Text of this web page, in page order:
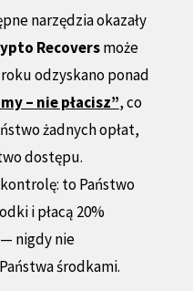
narzędzia okazały
Recoversmoże
odzyskano ponad
– nie płacisz”, co
żadnych opłat,
dostępu.
to Państwo
i płacą 20%
nigdy nie
środkami.